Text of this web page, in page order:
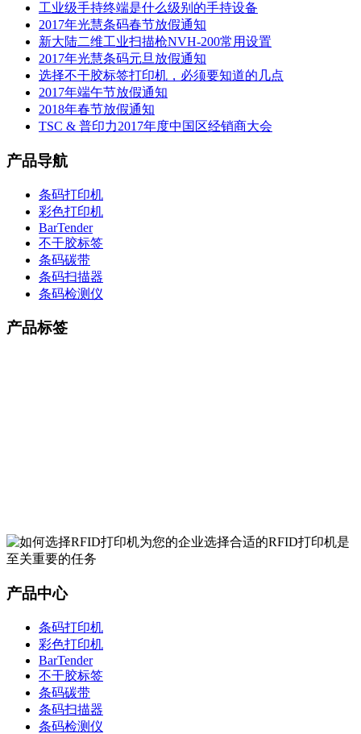
工业级手持终端是什么级别的手持设备
2017年光慧条码春节放假通知
新大陆二维工业扫描枪NVH-200常用设置
2017年光慧条码元旦放假通知
选择不干胶标签打印机，必须要知道的几点
2017年端午节放假通知
2018年春节放假通知
TSC & 普印力2017年度中国区经销商大会
产品导航
条码打印机
彩色打印机
BarTender
不干胶标签
条码碳带
条码扫描器
条码检测仪
产品标签
产品中心
条码打印机
彩色打印机
BarTender
不干胶标签
条码碳带
条码扫描器
条码检测仪